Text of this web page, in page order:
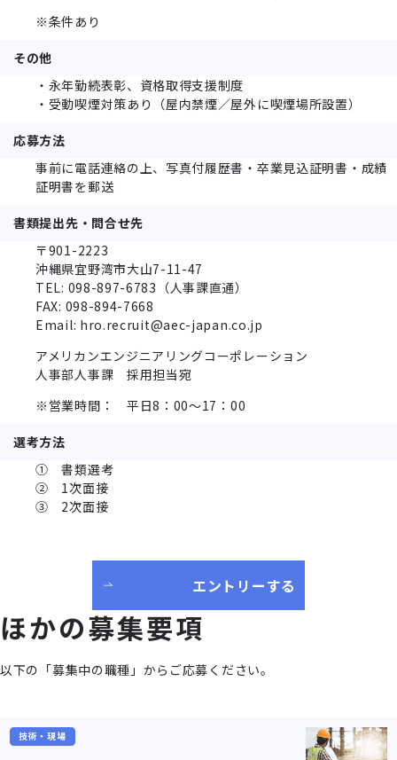
※条件あり
その他
・永年勤続表彰、資格取得支援制度
・受動喫煙対策あり（屋内禁煙／屋外に喫煙場所設置）
応募方法
事前に電話連絡の上、写真付履歴書・卒業見込証明書・成績
証明書を郵送
書類提出先・問合せ先
〒901-2223
沖縄県宜野湾市大山7-11-47
TEL: 098-897-6783（人事課直通）
FAX: 098-894-7668
Email: hro.recruit@aec-japan.co.jp
アメリカンエンジニアリングコーポレーション
人事部人事課 採用担当宛
※営業時間： 平日8：00～17：00
選考方法
① 書類選考
② 1次面接
③ 2次面接
エントリーする
ほかの募集要項
以下の「募集中の職種」からご応募ください。
技術・現場